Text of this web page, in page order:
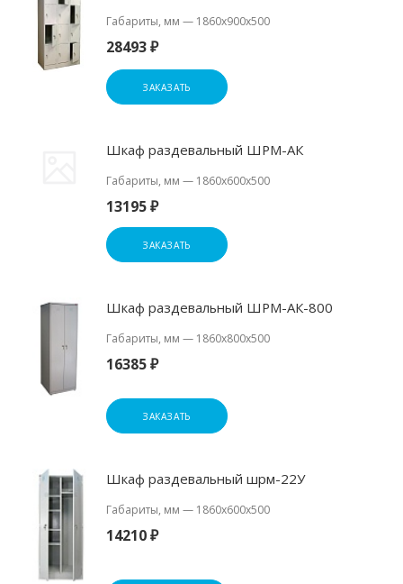
Габариты, мм — 1860х900х500
28493 ₽
ЗАКАЗАТЬ
Шкаф раздевальный ШРМ-АК
Габариты, мм — 1860x600x500
13195 ₽
ЗАКАЗАТЬ
Шкаф раздевальный ШРМ-АК-800
Габариты, мм — 1860x800x500
16385 ₽
ЗАКАЗАТЬ
Шкаф раздевальный шрм-22У
Габариты, мм — 1860x600x500
14210 ₽